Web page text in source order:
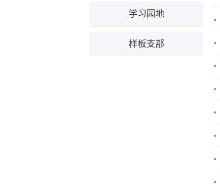
学习园地
样板支部